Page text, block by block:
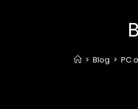
> Blog > PC